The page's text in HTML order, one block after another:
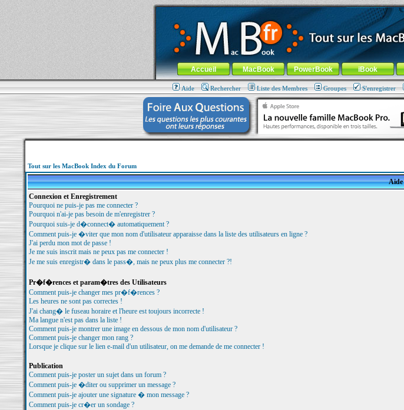
MacBook-fr.com : 100% Apple... 100% nomade !
Aller au contenu-Aller au menu général-Aller au menu de la rubrique
Menu général
Accueil MacBook PowerBook iBook
Aide Rechercher Liste des Membres Groupes S'enregistrer
Tout sur les MacBook Index du Forum
Aide
Connexion et Enregistrement
Pourquoi ne puis-je pas me connecter ?
Pourquoi n'ai-je pas besoin de m'enregistrer ?
Pourquoi suis-je d�connect� automatiquement ?
Comment puis-je �viter que mon nom d'utilisateur apparaisse dans la liste des utilisateurs en ligne ?
J'ai perdu mon mot de passe !
Je me suis inscrit mais ne peux pas me connecter !
Je me suis enregistr� dans le pass�, mais ne peux plus me connecter ?!
Pr�f�rences et param�tres des Utilisateurs
Comment puis-je changer mes pr�f�rences ?
Les heures ne sont pas correctes !
J'ai chang� le fuseau horaire et l'heure est toujours incorrecte !
Ma langue n'est pas dans la liste !
Comment puis-je montrer une image en dessous de mon nom d'utilisateur ?
Comment puis-je changer mon rang ?
Lorsque je clique sur le lien e-mail d'un utilisateur, on me demande de me connecter !
Publication
Comment puis-je poster un sujet dans un forum ?
Comment puis-je �diter ou supprimer un message ?
Comment puis-je ajouter une signature � mon message ?
Comment puis-je cr�er un sondage ?